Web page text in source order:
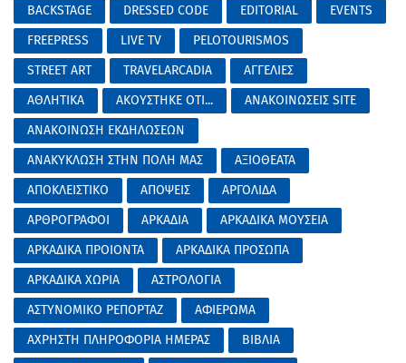
BACKSTAGE DRESSED CODE EDITORIAL
EVENTS
FREEPRESS
LIVE TV
PELOTOURISMOS
STREET ART
TRAVELARCADIA
ΑΓΓΕΛΙΕΣ
ΑΘΛΗΤΙΚΑ
ΑΚΟΥΣΤΗΚΕ ΟΤΙ...
ΑΝΑΚΟΙΝΩΣΕΙΣ SITE
ΑΝΑΚΟΙΝΩΣΗ ΕΚΔΗΛΩΣΕΩΝ
ΑΝΑΚΥΚΛΩΣΗ ΣΤΗΝ ΠΟΛΗ ΜΑΣ
ΑΞΙΟΘΕΑΤΑ
ΑΠΟΚΛΕΙΣΤΙΚΟ
ΑΠΟΨΕΙΣ
ΑΡΓΟΛΙΔΑ
ΑΡΘΡΟΓΡΑΦΟΙ
ΑΡΚΑΔΙΑ
ΑΡΚΑΔΙΚΑ ΜΟΥΣΕΙΑ
ΑΡΚΑΔΙΚΑ ΠΡΟΙΟΝΤΑ
ΑΡΚΑΔΙΚΑ ΠΡΟΣΩΠΑ
ΑΡΚΑΔΙΚΑ ΧΩΡΙΑ
ΑΣΤΡΟΛΟΓΙΑ
ΑΣΤΥΝΟΜΙΚΟ ΡΕΠΟΡΤΑΖ
ΑΦΙΕΡΩΜΑ
ΑΧΡΗΣΤΗ ΠΛΗΡΟΦΟΡΙΑ ΗΜΕΡΑΣ
ΒΙΒΛΙΑ